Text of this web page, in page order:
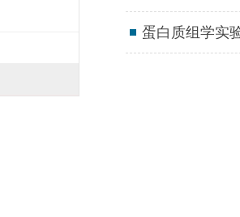
蛋白质组学实